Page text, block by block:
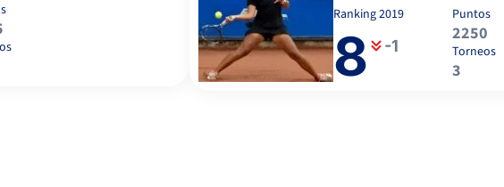
Ranking2019
8 -1
Puntos
2250
Torneos
3